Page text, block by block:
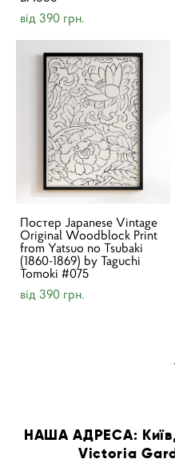
від 390 грн.
Постер Japanese Vintage
Original Woodblock Print
from Yatsuo no Tsubaki
(1860-1869) by Taguchi
Tomoki #075
від 390 грн.
НАША АДРЕСА: Київ,
Victoria